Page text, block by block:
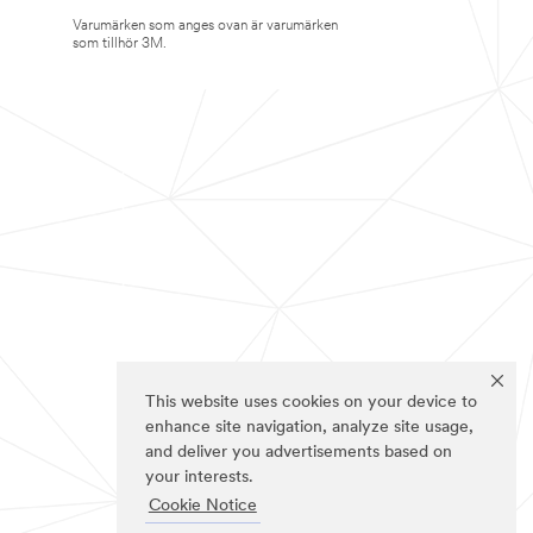
This website uses cookies on your device to
enhance site navigation, analyze site usage,
and deliver you advertisements based on
your interests.
Cookie Notice
Varumärken som anges ovan är varumärken
som tillhör 3M.